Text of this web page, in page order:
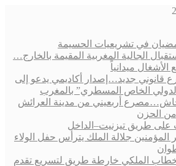
في تشريعيات الحسيمة
الجالية المغربية المقيمة بالخارج…
الأشغال ميدانياً
قانوني جديد…إصدار أكاديمي يدعو إلى
الخاص المسطري” بالمغرب
أربعيني من مدينة العرائش
الحزن
على طريق تيزنيت–الداخل
جلالة الملك يترأس حفل الولاء
الملكي خارطة طريق لتسريع تقدم